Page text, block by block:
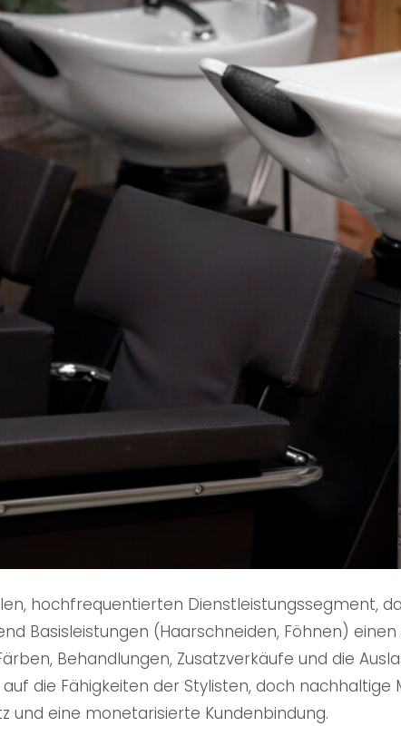
hochfrequentierten Dienstleistungssegment,
Basisleistungen (Haarschneiden, Föhnen)
Behandlungen, Zusatzverkäufe und die
die Fähigkeiten der Stylisten, doch
und eine monetarisierte Kundenbindung.